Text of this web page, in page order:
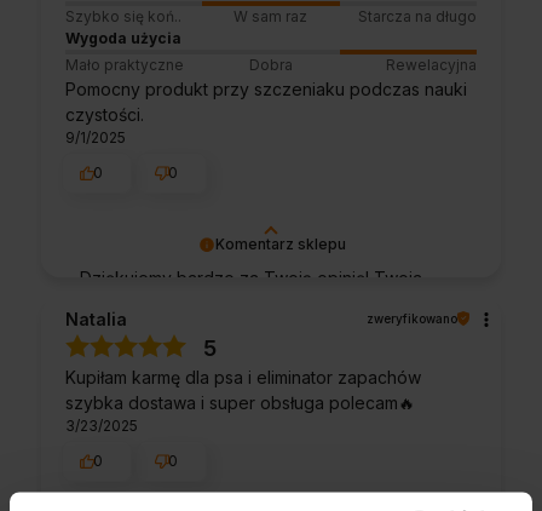
Komentarz sklepu
Dziękujemy bardzo za Twoją opinię! Twoja
wiemy, że jesteśmy na właściwym torze :) Z
pozdrowieniami, obsługa sklepu.
Szybko się koń..
W sam raz
Starcza na długo
Wygoda użycia
Mało praktyczne
Dobra Rewelacyjna
Pomocny produkt przy szczeniaku podczas nauki
czystości.
9/1/2025
0
0
Natalia zweryfikowano
5
Kupiłam karmę dla psa i eliminator zapachów
szybka dostawa i super obsługa polecam🔥
3/23/2025
0
0